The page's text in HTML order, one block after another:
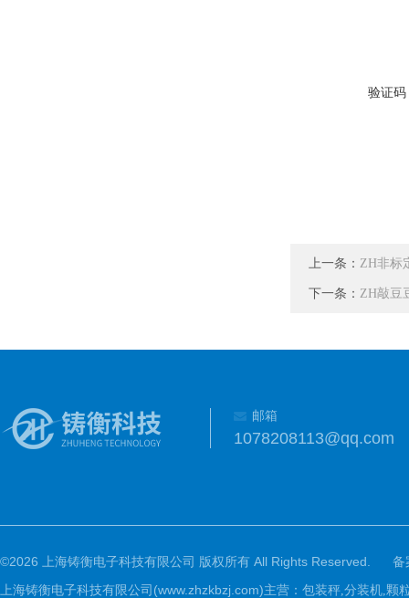
验证码
上一条： ZH非标
下一条： ZH敲豆
邮箱
1078208113@qq.com
©2026 上海铸衡电子科技有限公司 版权所有 All Rights Reserved.
备
上海铸衡电子科技有限公司(www.zhzkbzj.com)主营： 包装秤,分装机,颗